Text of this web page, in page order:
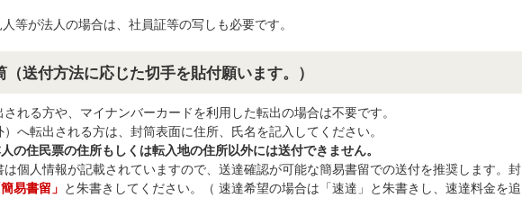
人等が法人の場合は、社員証等の写しも必要です。
送付方法に応じた切手を貼付願います。）
される方や、マイナンバーカードを利用した転出の場合は不要です。
）へ転出される方は、封筒表面に住所、氏名を記入してください。
人の住民票の住所もしくは転入地の住所以外には送付できません。
は個人情報が記載されていますので、送達確認が可能な簡易書留での送付を推奨します。封
簡易書留」 と朱書きしてください。（ 速達希望の場合は「速達」と朱書きし、速達料金を追